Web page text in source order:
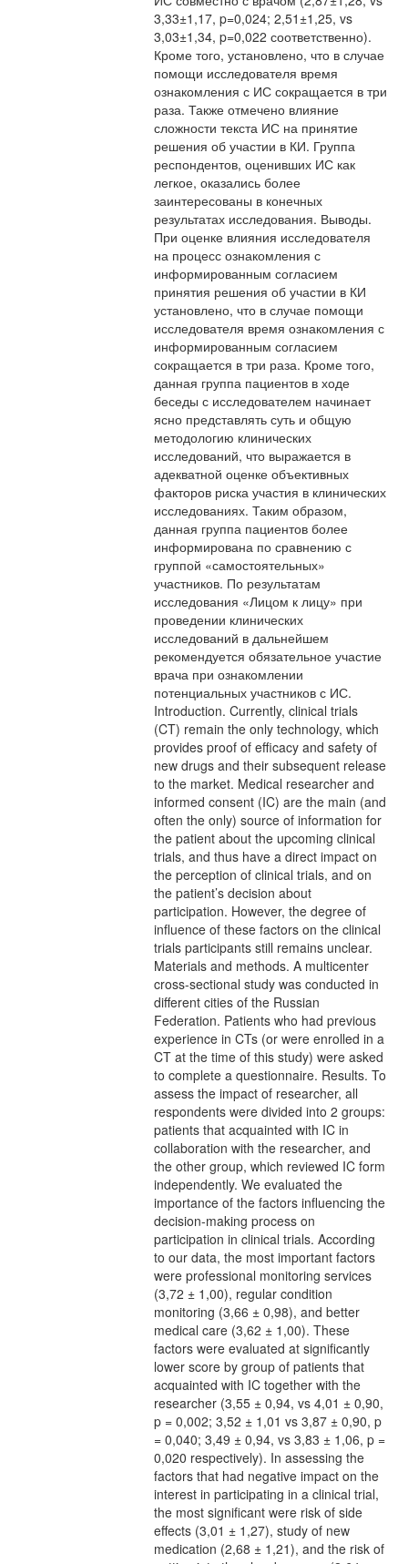
3,33±1,17, p=0,024; 2,51±1,25, vs
3,03±1,34, p=0,022 соответственно).
Кроме того, установлено, что в случае
помощи исследователя время
ознакомления с ИС сокращается в три
раза. Также отмечено влияние
сложности текста ИС на принятие
решения об участии в КИ. Группа
респондентов, оценивших ИС как
легкое, оказались более
заинтересованы в конечных
результатах исследования. Выводы.
При оценке влияния исследователя
на процесс ознакомления с
информированным согласием
принятия решения об участии в КИ
установлено, что в случае помощи
исследователя время ознакомления с
информированным согласием
сокращается в три раза. Кроме того,
данная группа пациентов в ходе
беседы с исследователем начинает
ясно представлять суть и общую
методологию клинических
исследований, что выражается в
адекватной оценке объективных
факторов риска участия в клинических
исследованиях. Таким образом,
данная группа пациентов более
информирована по сравнению с
группой «самостоятельных»
участников. По результатам
исследования «Лицом к лицу» при
проведении клинических
исследований в дальнейшем
рекомендуется обязательное участие
врача при ознакомлении
потенциальных участников с ИС.
Introduction. Currently, clinical trials
(CT) remain the only technology, which
provides proof of efficacy and safety of
new drugs and their subsequent release
to the market. Medical researcher and
informed consent (IC) are the main (and
often the only) source of information for
the patient about the upcoming clinical
trials, and thus have a direct impact on
the perception of clinical trials, and on
the patient’s decision about
participation. However, the degree of
influence of these factors on the clinical
trials participants still remains unclear.
Materials and methods. A multicenter
cross-sectional study was conducted in
different cities of the Russian
Federation. Patients who had previous
experience in CTs (or were enrolled in a
CT at the time of this study) were asked
to complete a questionnaire. Results. To
assess the impact of researcher, all
respondents were divided into 2 groups:
patients that acquainted with IC in
collaboration with the researcher, and
the other group, which reviewed IC form
independently. We evaluated the
importance of the factors influencing the
decision-making process on
participation in clinical trials. According
to our data, the most important factors
were professional monitoring services
(3,72 ± 1,00), regular condition
monitoring (3,66 ± 0,98), and better
medical care (3,62 ± 1,00). These
factors were evaluated at significantly
lower score by group of patients that
acquainted with IC together with the
researcher (3,55 ± 0,94, vs 4,01 ± 0,90,
p = 0,002; 3,52 ± 1,01 vs 3,87 ± 0,90, p
= 0,040; 3,49 ± 0,94, vs 3,83 ± 1,06, p =
0,020 respectively). In assessing the
factors that had negative impact on the
interest in participating in a clinical trial,
the most significant were risk of side
effects (3,01 ± 1,27), study of new
medication (2,68 ± 1,21), and the risk of